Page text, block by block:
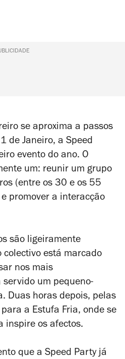
se aproxima a passos
de Janeiro, a Speed
evento do ano. O
um: reunir um grupo
(entre os 30 e os 55
promover a interacção
são ligeiramente
colectivo está marcado
nos mais
um pequeno-
Duas horas depois, pelas
a Estufa Fria, onde se
inspire os afectos.
que a Speed Party já